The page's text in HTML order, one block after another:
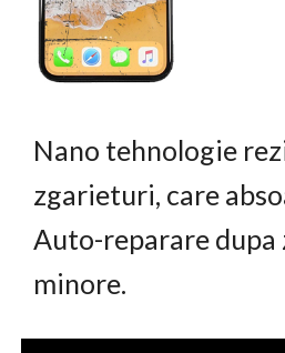
Nano tehnologie
zgarieturi, care
Auto-reparare
minore.